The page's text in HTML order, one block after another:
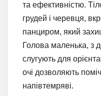
та ефективністю.
грудей і черевця,
панциром, який
Голова маленька, з
слугують для
очі дозволяють
напівтемряві.